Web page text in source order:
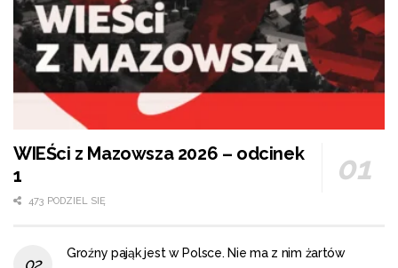
WIEŚci z Mazowsza 2026 – odcinek
1
473 PODZIEL SIĘ
Groźny pająk jest w Polsce. Nie ma z nim żartów